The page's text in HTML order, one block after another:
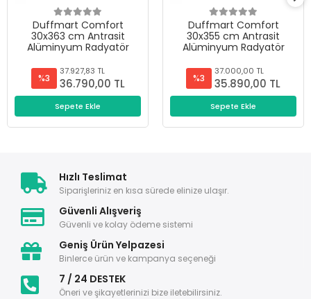
Duffmart Comfort
30x363 cm Antrasit
Alüminyum Radyatör
%3
37.927,83 TL
36.790,00 TL
Sepete Ekle
Duffmart Comfort
30x355 cm Antrasit
Alüminyum Radyatör
%3
37.000,00 TL
35.890,00 TL
Sepete Ekle
Hızlı Teslimat
Siparişleriniz en kısa sürede elinize ulaşır.
Güvenli Alışveriş
Güvenli ve kolay ödeme sistemi
Geniş Ürün Yelpazesi
Binlerce ürün ve kampanya seçeneği
7 / 24 DESTEK
Öneri ve şikayetlerinizi bize iletebilirsiniz.